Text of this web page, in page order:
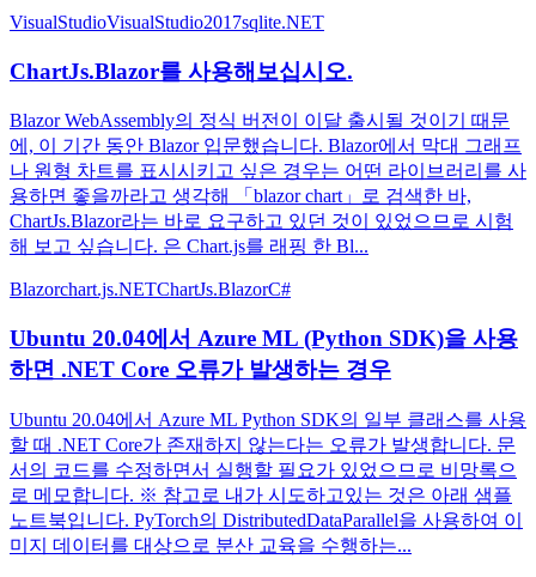
VisualStudioVisualStudio2017sqlite.NET
ChartJs.Blazor를 사용해보십시오.
Blazor WebAssembly의 정식 버전이 이달 출시될 것이기 때문
에, 이 기간 동안 Blazor 입문했습니다. Blazor에서 막대 그래프
나 원형 차트를 표시시키고 싶은 경우는 어떤 라이브러리를 사
용하면 좋을까라고 생각해 「blazor chart」로 검색한 바,
ChartJs.Blazor라는 바로 요구하고 있던 것이 있었으므로 시험
해 보고 싶습니다. 은 Chart.js를 래핑 한 Bl...
Blazorchart.js.NETChartJs.BlazorC#
Ubuntu 20.04에서 Azure ML (Python SDK)을 사용
하면 .NET Core 오류가 발생하는 경우
Ubuntu 20.04에서 Azure ML Python SDK의 일부 클래스를 사용
할 때 .NET Core가 존재하지 않는다는 오류가 발생합니다. 문
서의 코드를 수정하면서 실행할 필요가 있었으므로 비망록으
로 메모합니다. ※ 참고로 내가 시도하고있는 것은 아래 샘플
노트북입니다. PyTorch의 DistributedDataParallel을 사용하여 이
미지 데이터를 대상으로 분산 교육을 수행하는...